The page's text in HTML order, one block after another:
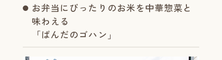
お弁当にぴったりのお米を中華惣菜と
味わえる
「ぱんだのゴハン」